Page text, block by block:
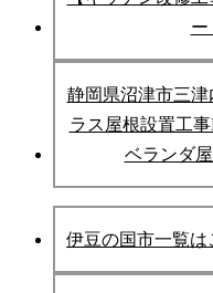
ー
静岡県沼津市三
ラス屋根設置工
ベランダ
伊豆の国市一覧は